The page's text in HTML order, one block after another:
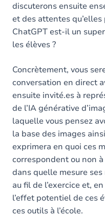
discuterons ensuite
et des attentes
ChatGPT est-il un
les élèves ?
Concrètement, vous
conversation en direct
ensuite invité.es à
de l’IA générative
laquelle vous pensez
la base des images
exprimera en quoi ces
correspondent ou non
dans quelle mesure
au fil de l’exercice et,
l’effet potentiel de ces
ces outils à l’école.